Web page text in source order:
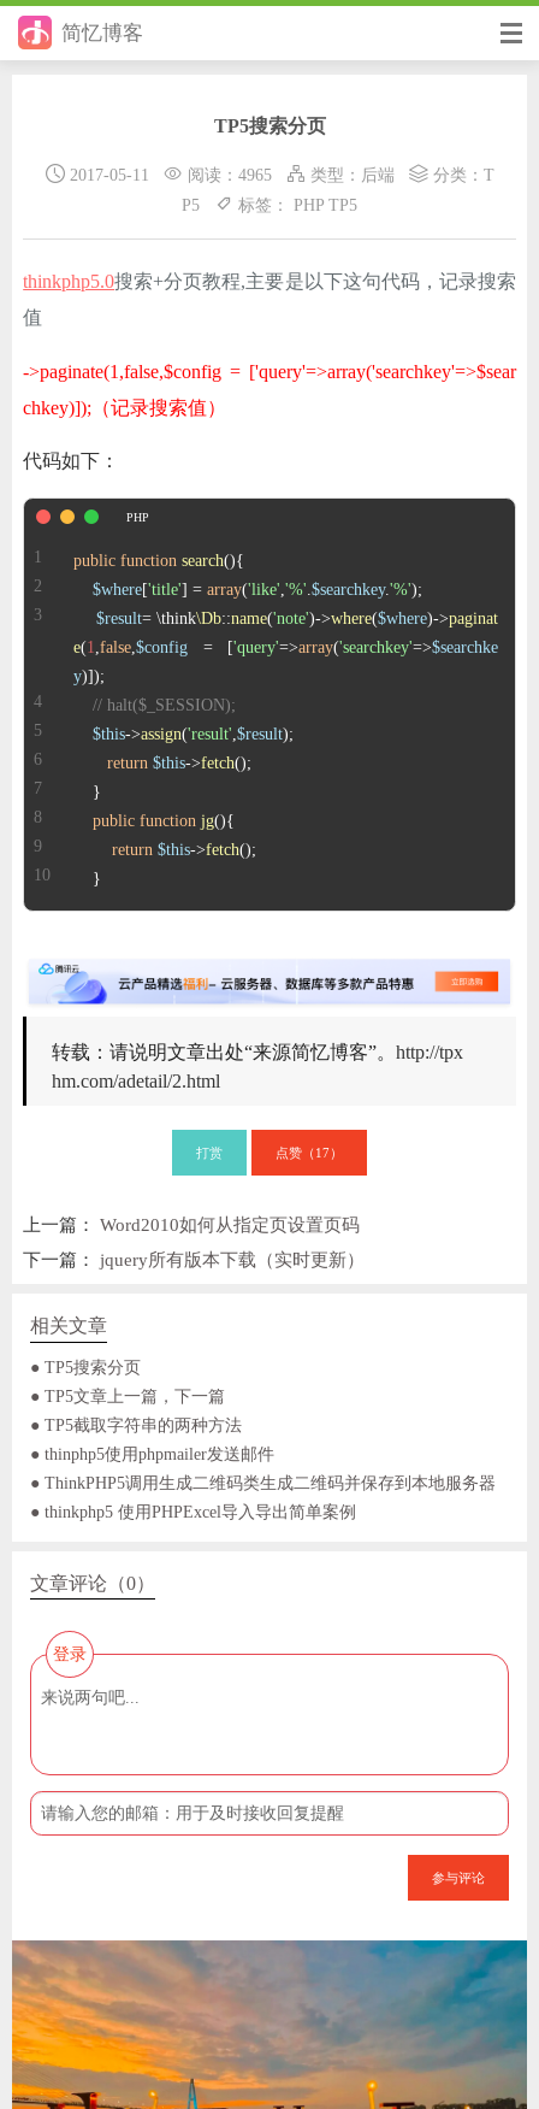
简忆博客
手册
日记
在线工具
优秀个人博客
省钱帮
ChatGPT
TP5搜索分页
2017-05-11 阅读：4965 类型： 后端 分类： T
P5
标签： PHP TP5
thinkphp5.0搜索+分页教程,主要是以下这句代码，记录搜索
值
->paginate(1,false,$config = ['query'=>array('searchkey'=>$sear
chkey)]);（记录搜索值）
代码如下：
public function search()
$where['title'] = array('like','%'.$searchkey.'%'
$result= \think\Db::name('note')->where($where)->paginat
e(1,false,$config = ['query'=>array('searchkey'=>$searchke
y
// halt($_SESSION);
$this->assign('result',$result
return $this->fetch
public function jg()
return $this->fetch
    }
转载：请说明文章出处“来源简忆博客”。http://tpx
hm.com/adetail/2.html
打赏 点赞（ 17）
上一篇：Word2010如何从指定页设置页码
下一篇：jquery所有版本下载（实时更新）
相关文章
● TP5搜索分页
● TP5文章上一篇，下一篇
● TP5截取字符串的两种方法
● thinphp5使用phpmailer发送邮件
● ThinkPHP5调用生成二维码类生成二维码并保存到本地服务器
● thinkphp5 使用PHPExcel导入导出简单案例
文章评论（0）
登录
参与评论